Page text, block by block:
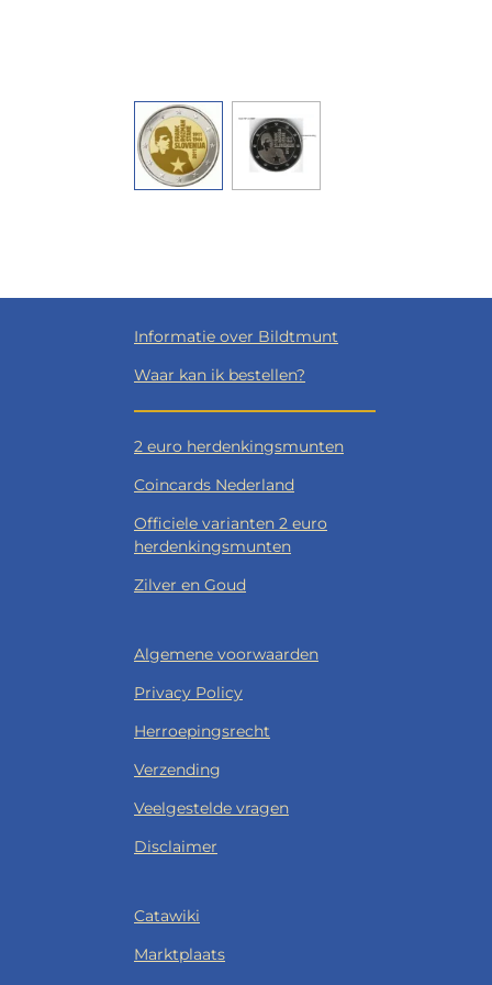
Informatie over Bildtmunt
Waar kan ik bestellen?
2 euro herdenkingsmunten
Coincards Nederland
Officiele varianten 2 euro
herdenkingsmunten
Zilver en Goud
Algemene voorwaarden
Privacy Policy
Herroepingsrecht
Verzending
Veelgestelde vragen
Disclaimer
Catawiki
Marktplaats